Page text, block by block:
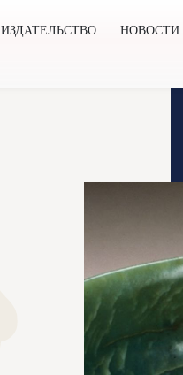
ИЗДАТЕЛЬСТВО
НОВОСТИ